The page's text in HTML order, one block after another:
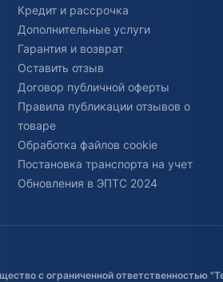
Кредит и рассрочка
Дополнительные услуги
Гарантия и возврат
Оставить отзыв
Договор публичной оферты
Правила публикации отзывов о
товаре
Обработка файлов cookie
Постановка транспорта на учет
Обновления в ЭПТС 2024
с ограниченной ответственностью